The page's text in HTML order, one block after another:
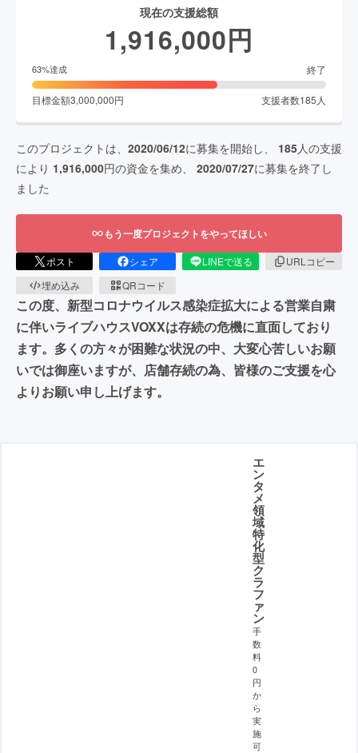
現在の支援総額
1,916,000円
63%達成 終了
目標金額3,000,000円 支援者数185 人
このプロジェクトは、 2020/06/12に募集を開始し、 185人の支援
により 1,916,000円の資金を集め、 2020/07/27に募集を終了し
ました
もう一度プロジェクトをやってほしい
ポスト シェア LINEで送る
URLコピー
埋め込み
QRコード
この度、新型コロナウイルス感染症拡大による営業自粛
に伴いライブハウスVOXXは存続の危機に直面しており
ます。多くの方々が困難な状況の中、大変心苦しいお願
いでは御座いますが、店舗存続の為、皆様のご支援を心
よりお願い申し上げます。
エ
ン
タ
メ
領
域
特
化
型
ク
ラ
フ
ァ
ン
手
数
料
0
円
か
ら
実
施
可